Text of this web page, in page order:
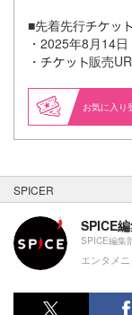
■先着先行
・2025年8月14
・
販売
お気に入り
SPICER
SPICE
SPICE編集
エンタメ